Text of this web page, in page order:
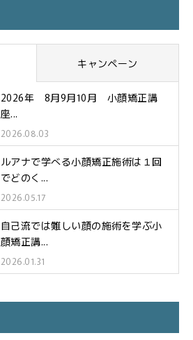
キャンペーン
2026年 8月9月10月 小顔矯正講
座...
2026.08.03
ルアナで学べる小顔矯正施術は１回
でどのく...
2026.05.17
自己流では難しい顔の施術を学ぶ小
顔矯正講...
2026.01.31